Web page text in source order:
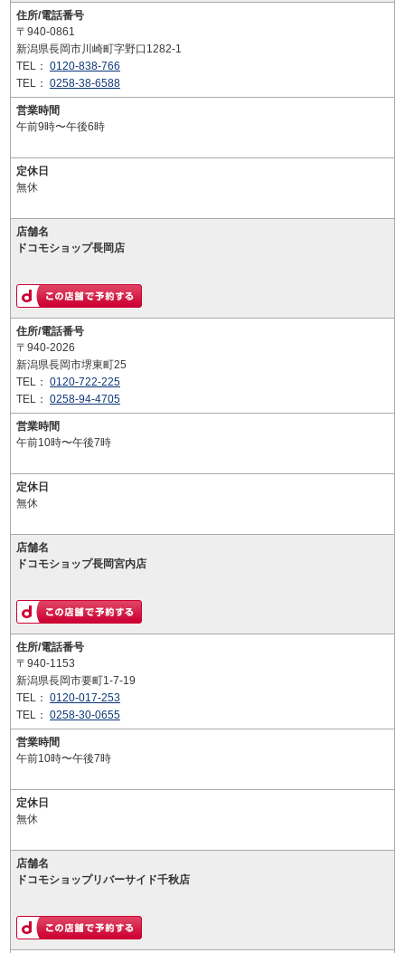
住所/電話番号
〒940-0861
新潟県長岡市川崎町字野口1282-1
TEL： 0120-838-766
TEL： 0258-38-6588
営業時間
午前9時〜午後6時
定休日
無休
店舗名
ドコモショップ長岡店
住所/電話番号
〒940-2026
新潟県長岡市堺東町25
TEL： 0120-722-225
TEL： 0258-94-4705
営業時間
午前10時〜午後7時
定休日
無休
店舗名
ドコモショップ長岡宮内店
住所/電話番号
〒940-1153
新潟県長岡市要町1-7-19
TEL： 0120-017-253
TEL： 0258-30-0655
営業時間
午前10時〜午後7時
定休日
無休
店舗名
ドコモショップリバーサイド千秋店